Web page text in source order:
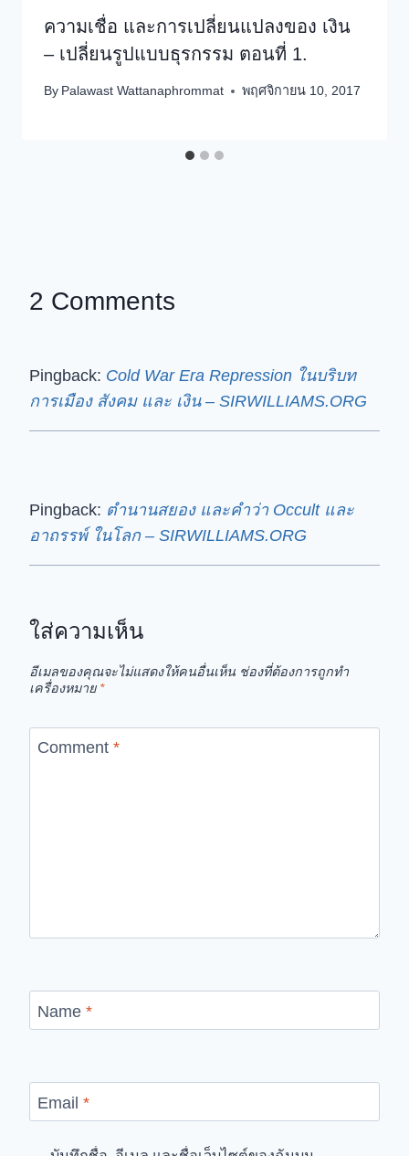
ความเชื่อ และการเปลี่ยนแปลงของ เงิน
– เปลี่ยนรูปแบบธุรกรรม ตอนที่ 1.
By Palawast Wattanaphrommat พฤศจิกายน 10, 2017
2 Comments
Pingback: Cold War Era Repression ในบริบท
การเมือง สังคม และ เงิน – SIRWILLIAMS.ORG
Pingback: ตำนานสยอง และคำว่า Occult และ
อาถรรพ์ ในโลก – SIRWILLIAMS.ORG
ใส่ความเห็น
อีเมลของคุณจะไม่แสดงให้คนอื่นเห็น ช่องที่ต้องการถูกทำ
เครื่องหมาย *
Comment *
Name *
Email *